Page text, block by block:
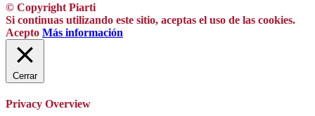
© Copyright Piarti
Si continuas utilizando este sitio, aceptas el uso de las cookies.
Acepto Más información
Cerrar
Privacy Overview